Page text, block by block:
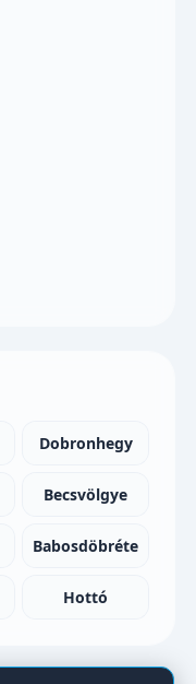
Dobronhegy
Becsvölgye
Babosdöbréte
Hottó